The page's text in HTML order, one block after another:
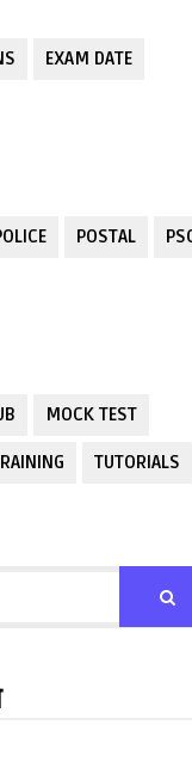
EXAM DATE
POSTAL
MOCK TEST
TUTORIALS